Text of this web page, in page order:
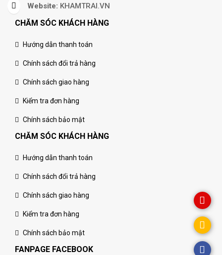
Website: KHAMTRAI.VN
CHĂM SÓC KHÁCH HÀNG
Hướng dẫn thanh toán
Chính sách đổi trả hàng
Chính sách giao hàng
Kiểm tra đơn hàng
Chính sách bảo mật
CHĂM SÓC KHÁCH HÀNG
Hướng dẫn thanh toán
Chính sách đổi trả hàng
Chính sách giao hàng
Kiểm tra đơn hàng
Chính sách bảo mật
FANPAGE FACEBOOK